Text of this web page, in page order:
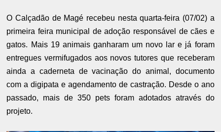
O Calçadão de Magé recebeu nesta quarta-feira (07/02) a
primeira feira municipal de adoção responsável de cães e
gatos. Mais 19 animais ganharam um novo lar e já foram
entregues vermifugados aos novos tutores que receberam
ainda a caderneta de vacinação do animal, documento
com a digipata e agendamento de castração. Desde o ano
passado, mais de 350 pets foram adotados através do
projeto.